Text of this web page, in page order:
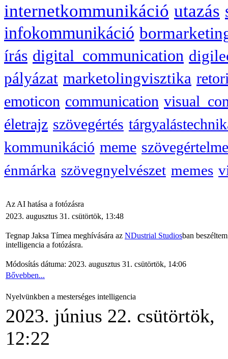
internetkommunikáció utazás
infokommunikáció
írás digital_communication
pályázat marketolingvisztika
emoticon communication
életrajz szövegértés
kommunikáció meme
énmárka szövegnyelvészet memes
Az AI hatása a fotózásra
2023. augusztus 31. csütörtök, 13:48
Tegnap Jaksa Tímea meghívására az NDustrial Studiosban
intelligencia a fotózásra.
Módosítás dátuma: 2023. augusztus 31. csütörtök, 14:06
Bővebben...
Nyelvünkben a mesterséges intelligencia
2023. június 22. csütörtök,
12:22